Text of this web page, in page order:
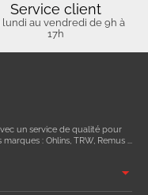
Service client
lundi au vendredi de 9h à
17h
un service de qualité pour
: Ohlins, TRW, Remus ...